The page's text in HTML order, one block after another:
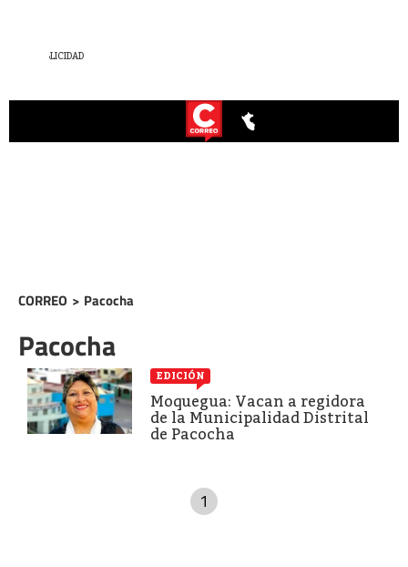
CORREO > Pacocha
Pacocha
EDICIÓN
Moquegua: Vacan a regidora
de la Municipalidad Distrital
de Pacocha
1